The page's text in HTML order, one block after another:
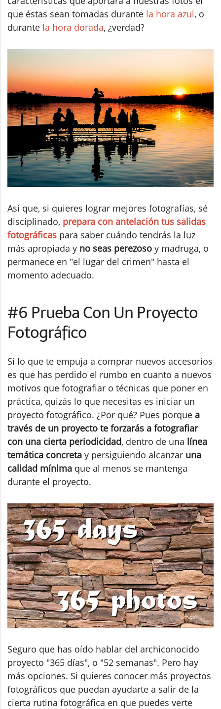
que éstas sean tomadas durante la hora azul, o
durante la hora dorada, ¿verdad?
Así que, si quieres lograr mejores fotografías, sé
disciplinado, prepara con antelación tus salidas
fotográficas para saber cuándo tendrás la luz
más apropiada y no seas perezoso y madruga, o
permanece en "el lugar del crimen" hasta el
momento adecuado.
#6 Prueba Con Un Proyecto
Fotográfico
Si lo que te empuja a comprar nuevos accesorios
es que has perdido el rumbo en cuanto a nuevos
motivos que fotografiar o técnicas que poner en
práctica, quizás lo que necesitas es iniciar un
proyecto fotográfico. ¿Por qué? Pues porque a
través de un proyecto te forzarás a fotografiar
con una cierta periodicidad, dentro de una línea
temática concreta y persiguiendo alcanzar una
calidad mínima que al menos se mantenga
durante el proyecto.
Seguro que has oído hablar del archiconocido
proyecto "365 días", o "52 semanas". Pero hay
más opciones. Si quieres conocer más proyectos
fotográficos que puedan ayudarte a salir de la
cierta rutina fotográfica en que puedes verte